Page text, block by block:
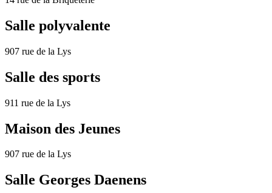
Salle polyvalente
907 rue de la Lys
Salle des sports
911 rue de la Lys
Maison des Jeunes
907 rue de la Lys
Salle Georges Daenens